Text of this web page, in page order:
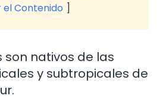
Contenido
son nativos de las
y subtropicales de